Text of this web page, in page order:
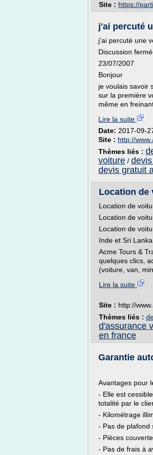
Site : https://
j'ai percuté
j'ai percuté une
Discussion
23/07/2007
Bonjour
je voulais savoir
sur la première
même en
Lire la suite
Date: 2017-09-
Site : http://
Thèmes liés :
voiture /
devis gratuit
Location de
Location de
Location de
Location de
Inde et Sri
Acme Tours &
quelques clics,
(voiture, van,
Lire la suite
Site : http://
Thèmes liés :
d'assurance
en france
Garantie
Avantages pour
- Elle est
totalité par le
- Kilométrage
- Pas de plafond
- Pièces
- Pas de frais à